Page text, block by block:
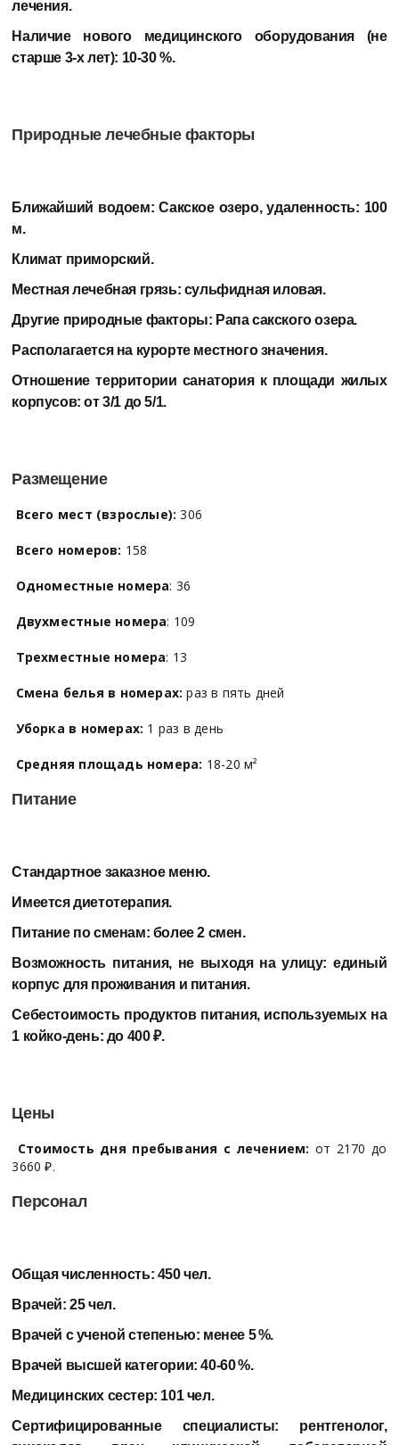
лечения.
Наличие нового медицинского оборудования (не
старше 3-х лет): 10-30 %.
Природные лечебные факторы
Ближайший водоем:Сакское озеро, удаленность: 100
м.
Климат приморский.
Местная лечебная грязь: сульфидная иловая.
Другие природные факторы: Рапа сакского озера.
Располагается на курорте местного значения.
Отношение территории санатория к площади жилых
корпусов: от 3/1 до 5/1.
Размещение
Всего мест (взрослые): 306
Всего номеров: 158
Одноместные номера: 36
Двухместные номера: 109
Трехместные номера: 13
Смена белья в номерах: раз в пять дней
Уборка в номерах: 1 раз в день
Средняя площадь номера: 18-20 м²
Питание
Стандартное заказное меню.
Имеется диетотерапия.
Питание по сменам: более 2 смен.
Возможность питания, не выходя на улицу: единый
корпус для проживания и питания.
Себестоимость продуктов питания, используемых на
1 койко-день: до 400 ₽.
Цены
Стоимость дня пребывания с лечением: от 2170 до
3660 ₽.
Персонал
Общая численность: 450 чел.
Врачей:25 чел.
Врачей с ученой степенью: менее 5 %.
Врачей высшей категории:40-60 %.
Медицинских сестер: 101 чел.
Сертифицированные специалисты: рентгенолог,